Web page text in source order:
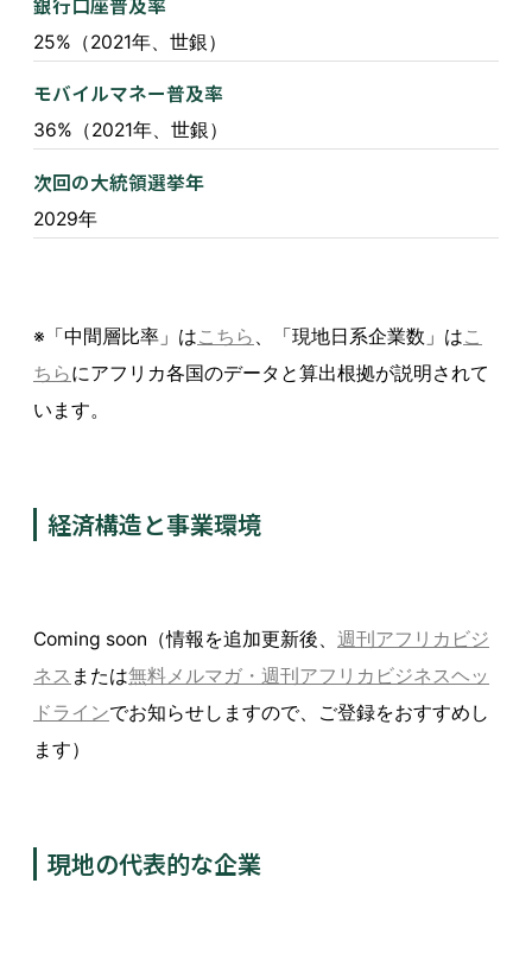
銀行口座普及率
25%（2021年、世銀）
モバイルマネー普及率
36%（2021年、世銀）
次回の大統領選挙年
2029年
※「中間層比率」はこちら 、「現地日系企業数」はこ
ちらにアフリカ各国のデータと算出根拠が説明されて
います。
経済構造と事業環境
Coming soon（情報を追加更新後、 週刊アフリカビジ
ネス または無料メルマガ・週刊アフリカビジネスヘッ
ドラインでお知らせしますので、ご登録をおすすめし
ます）
現地の代表的な企業